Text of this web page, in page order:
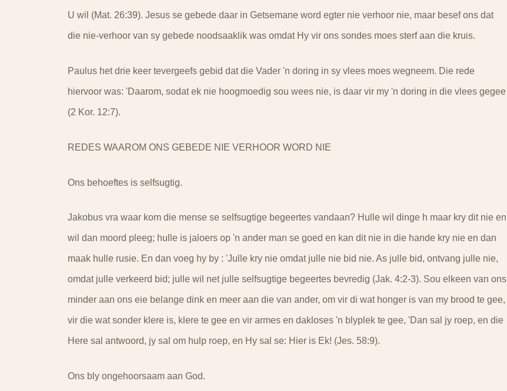
U wil (Mat. 26:39). Jesus se gebede daar in Getsemane word egter nie verhoor nie, maar besef ons dat
die nie-verhoor van sy gebede noodsaaklik was omdat Hy vir ons sondes moes sterf aan die kruis.
Paulus het drie keer tevergeefs gebid dat die Vader 'n doring in sy vlees moes wegneem. Die rede
hiervoor was: 'Daarom, sodat ek nie hoogmoedig sou wees nie, is daar vir my 'n doring in die vlees gegee
(2 Kor. 12:7).
REDES WAAROM ONS GEBEDE NIE VERHOOR WORD NIE
Ons behoeftes is selfsugtig.
Jakobus vra waar kom die mense se selfsugtige begeertes vandaan? Hulle wil dinge h maar kry dit nie en
wil dan moord pleeg; hulle is jaloers op 'n ander man se goed en kan dit nie in die hande kry nie en dan
maak hulle rusie. En dan voeg hy by : 'Julle kry nie omdat julle nie bid nie. As julle bid, ontvang julle nie,
omdat julle verkeerd bid; julle wil net julle selfsugtige begeertes bevredig (Jak. 4:2-3). Sou elkeen van ons
minder aan ons eie belange dink en meer aan die van ander, om vir di wat honger is van my brood te gee,
vir die wat sonder klere is, klere te gee en vir armes en dakloses 'n blyplek te gee, 'Dan sal jy roep, en die
Here sal antwoord, jy sal om hulp roep, en Hy sal se: Hier is Ek! (Jes. 58:9).
Ons bly ongehoorsaam aan God.